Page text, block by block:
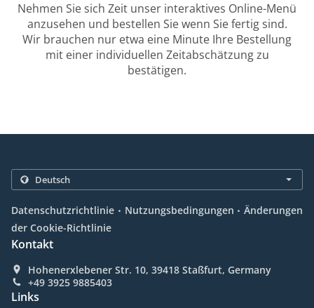
Nehmen Sie sich Zeit unser interaktives Online-Menü
anzusehen und bestellen Sie wenn Sie fertig sind.
Wir brauchen nur etwa eine Minute Ihre Bestellung
mit einer individuellen Zeitabschätzung zu
bestätigen.
Datenschutzrichtlinie . Nutzungsbedingungen . Änderungen
der Cookie-Richtlinie
Kontakt
Hohenerxlebener Str. 10, 39418 Staßfurt, Germany
+49 3925 9885403
Links